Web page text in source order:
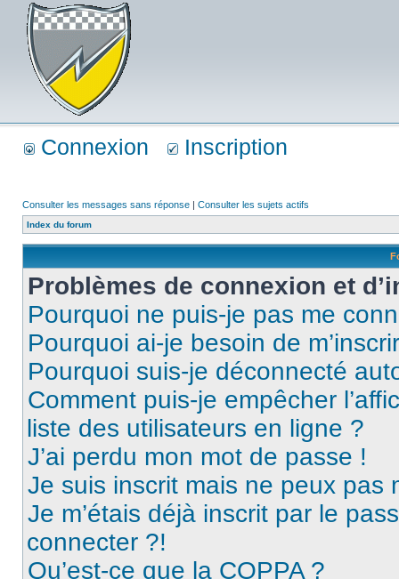
Connexion Inscription
Consulter les messages sans réponse | Consulter les sujets actifs
Index du forum
Problèmes de connexion et
Pourquoi ne puis-je pas me
Pourquoi ai-je besoin de
Pourquoi suis-je déconnecté
Comment puis-je empêcher
liste des utilisateurs en ligne ?
J’ai perdu mon mot de passe !
Je suis inscrit mais ne peux pas
Je m’étais déjà inscrit par le
connecter ?!
Qu’est-ce que la COPPA ?